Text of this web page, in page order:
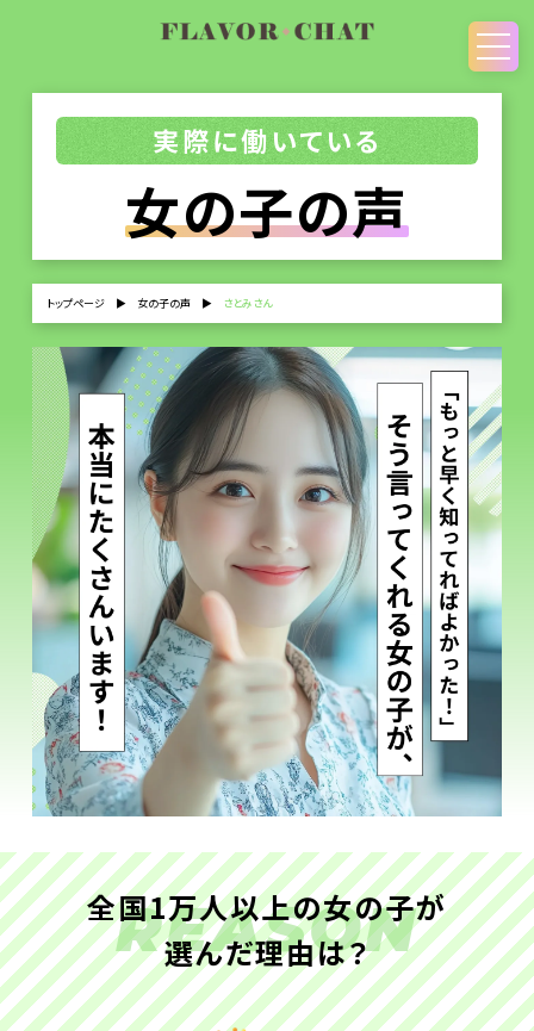
実際に働いている
女の子の声
トップページ▶ 女の子の声▶ さとみさん
全国1万人以上の女の子が
選んだ理由は？
REASON